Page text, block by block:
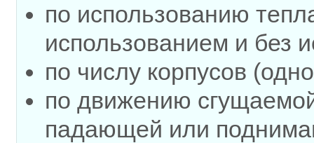
по использованию
использованием и без
по числу корпусов
по движению
падающей или